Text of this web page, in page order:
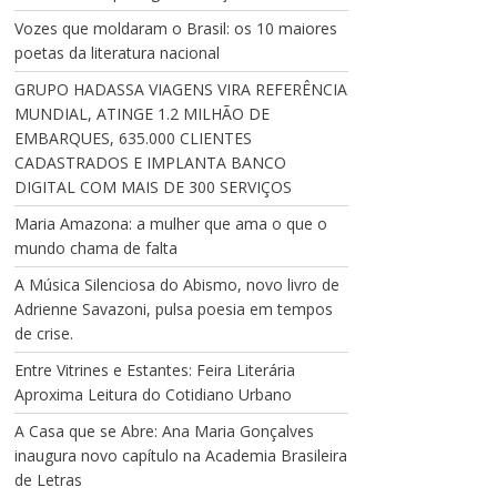
Vozes que moldaram o Brasil: os 10 maiores
poetas da literatura nacional
GRUPO HADASSA VIAGENS VIRA REFERÊNCIA
MUNDIAL, ATINGE 1.2 MILHÃO DE
EMBARQUES, 635.000 CLIENTES
CADASTRADOS E IMPLANTA BANCO
DIGITAL COM MAIS DE 300 SERVIÇOS
Maria Amazona: a mulher que ama o que o
mundo chama de falta
A Música Silenciosa do Abismo, novo livro de
Adrienne Savazoni, pulsa poesia em tempos
de crise.
Entre Vitrines e Estantes: Feira Literária
Aproxima Leitura do Cotidiano Urbano
A Casa que se Abre: Ana Maria Gonçalves
inaugura novo capítulo na Academia Brasileira
de Letras